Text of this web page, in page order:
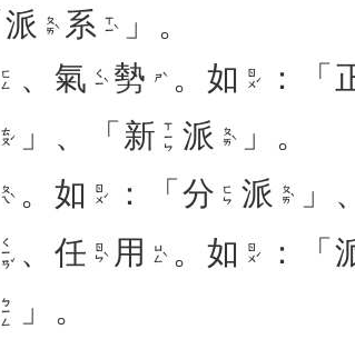
派 ㄆㄞˋ 系 ㄒㄧˋ
」。
ㄈㄥ 、 氣 ㄑㄧˋ 勢 ㄕˋ 。 如 ㄖㄨˊ ：「
ㄊㄡˊ 」、「 新 ㄒㄧㄣ 派 ㄆㄞˋ
」。
ㄆㄟˋ 。 如 ㄖㄨˊ ：「 分 ㄈㄣ 派 ㄆㄞˋ 」
ㄑㄧㄢˇ 、 任 ㄖㄣˋ 用 ㄩㄥˋ 。 如 ㄖㄨˊ ：「
ㄅㄧㄥ
」。